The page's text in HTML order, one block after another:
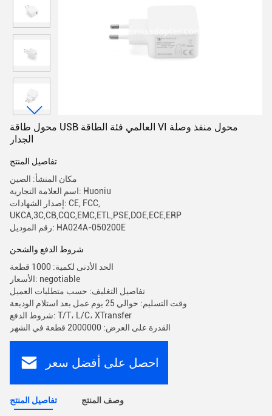
محول طاقة USB العالمي فئة الطاقة VI محول منفذ وصلة
الجدار
تفاصيل المنتج
مكان المنشأ: الصين
اسم العلامة التجارية: Huoniu
إصدار الشهادات: CE, FCC,
UKCA,3C,CB,CQC,EMC,ETL,PSE,DOE,ECE,ERP
رقم الموديل: HA024A-050200E
شروط الدفع والشحن
الحد الأدنى لكمية: 1000 قطعة
الأسعار: negotiable
تفاصيل التغليف: حسب متطلبات العميل
وقت التسليم: حوالي 25 يوم عمل بعد استلام الوديعة
شروط الدفع: T/T، L/C، XTransfer
القدرة على العرض: 2000000 قطعة في الشهر
احصل على أفضل سعر
تفاصيل المنتج وصف المنتج